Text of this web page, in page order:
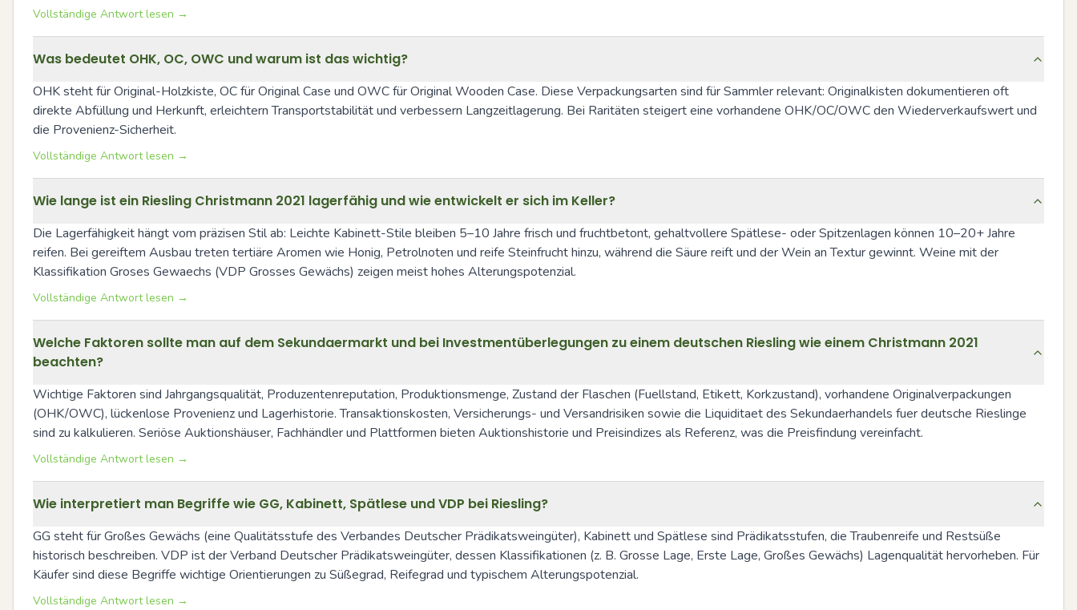
Vollständige Antwort lesen →
Was bedeutet OHK, OC, OWC und warum ist das wichtig?
OHK steht für Original-Holzkiste, OC für Original Case und OWC für Original Wooden Case. Diese Verpackungsarten sind für Sammler relevant: Originalkisten dokumentieren oft
direkte Abfüllung und Herkunft, erleichtern Transportstabilität und verbessern Langzeitlagerung. Bei Raritäten steigert eine vorhandene OHK/OC/OWC den Wiederverkaufswert und
die Provenienz-Sicherheit.
Vollständige Antwort lesen →
Wie lange ist ein Riesling Christmann 2021 lagerfähig und wie entwickelt er sich im Keller?
Die Lagerfähigkeit hängt vom präzisen Stil ab: Leichte Kabinett-Stile bleiben 5–10 Jahre frisch und fruchtbetont, gehaltvollere Spätlese- oder Spitzenlagen können 10–20+ Jahre
reifen. Bei gereiftem Ausbau treten tertiäre Aromen wie Honig, Petrolnoten und reife Steinfrucht hinzu, während die Säure reift und der Wein an Textur gewinnt. Weine mit der
Klassifikation Groses Gewaechs (VDP Grosses Gewächs) zeigen meist hohes Alterungspotenzial.
Vollständige Antwort lesen →
Welche Faktoren sollte man auf dem Sekundaermarkt und bei Investmentüberlegungen zu einem deutschen Riesling wie einem Christmann 2021
beachten?
Wichtige Faktoren sind Jahrgangsqualität, Produzentenreputation, Produktionsmenge, Zustand der Flaschen (Fuellstand, Etikett, Korkzustand), vorhandene Originalverpackungen
(OHK/OWC), lückenlose Provenienz und Lagerhistorie. Transaktionskosten, Versicherungs- und Versandrisiken sowie die Liquiditaet des Sekundaerhandels fuer deutsche Rieslinge
sind zu kalkulieren. Seriöse Auktionshäuser, Fachhändler und Plattformen bieten Auktionshistorie und Preisindizes als Referenz, was die Preisfindung vereinfacht.
Vollständige Antwort lesen →
Wie interpretiert man Begriffe wie GG, Kabinett, Spätlese und VDP bei Riesling?
GG steht für Großes Gewächs (eine Qualitätsstufe des Verbandes Deutscher Prädikatsweingüter), Kabinett und Spätlese sind Prädikatsstufen, die Traubenreife und Restsüße
historisch beschreiben. VDP ist der Verband Deutscher Prädikatsweingüter, dessen Klassifikationen (z. B. Grosse Lage, Erste Lage, Großes Gewächs) Lagenqualität hervorheben. Für
Käufer sind diese Begriffe wichtige Orientierungen zu Süßegrad, Reifegrad und typischem Alterungspotenzial.
Vollständige Antwort lesen →